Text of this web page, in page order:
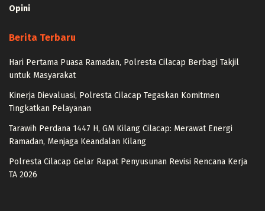
Opini
Berita Terbaru
Hari Pertama Puasa Ramadan, Polresta Cilacap Berbagi Takjil
untuk Masyarakat
Kinerja Dievaluasi, Polresta Cilacap Tegaskan Komitmen
Tingkatkan Pelayanan
Tarawih Perdana 1447 H, GM Kilang Cilacap: Merawat Energi
Ramadan, Menjaga Keandalan Kilang
Polresta Cilacap Gelar Rapat Penyusunan Revisi Rencana Kerja
TA 2026